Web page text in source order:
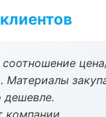
Материалы
компании